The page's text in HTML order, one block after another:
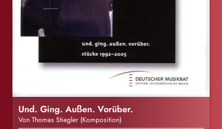
Und. Ging. Außen. Vorüber.
Von Thomas Stiegler (Komposition)